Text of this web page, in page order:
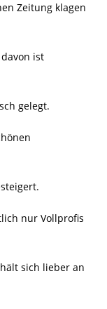
Zeitung klagen
ist
gelegt.
nur Vollprofis
sich lieber an